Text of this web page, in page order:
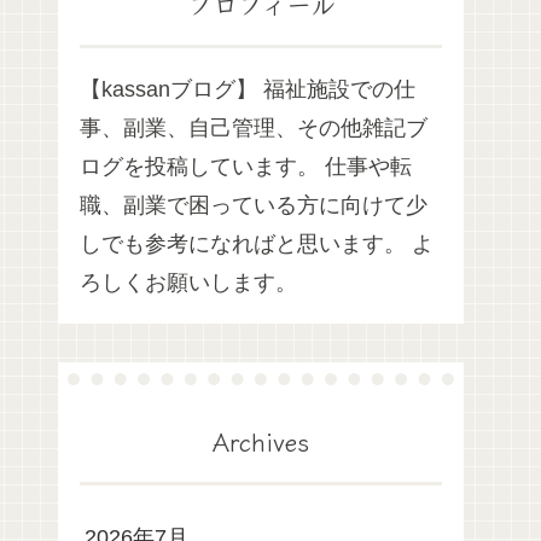
【kassanブログ】 福祉施設での仕
事、副業、自己管理、その他雑記ブ
ログを投稿しています。 仕事や転
職、副業で困っている方に向けて少
しでも参考になればと思います。 よ
ろしくお願いします。
Archives